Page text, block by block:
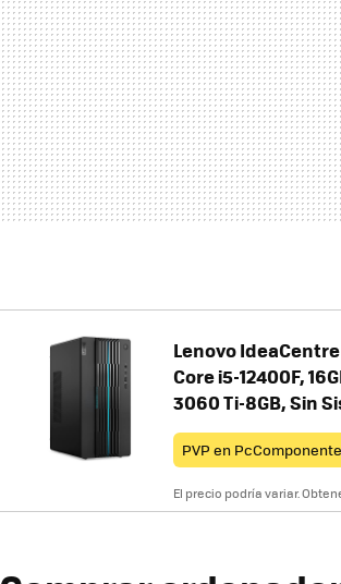
Lenovo
Core i5-12400F,
3060 Ti-8GB, Sin
PVP en
El precio podría variar.